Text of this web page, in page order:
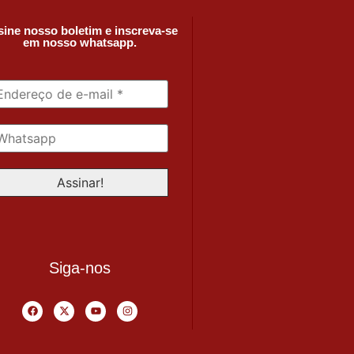
nosso boletim e inscreva-se
em nosso whatsapp.
Siga-nos